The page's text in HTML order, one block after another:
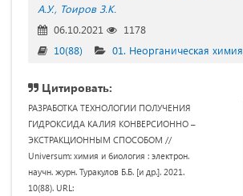
А.У. Тоиров З.К.
06.10.2021
1178
10(88)
01. Неорганическая химия
Цитировать:
РАЗРАБОТКА ТЕХНОЛОГИИ ПОЛУЧЕНИЯ
ГИДРОКСИДА КАЛИЯ КОНВЕРСИОННО –
ЭКСТРАКЦИОННЫМ СПОСОБОМ //
Universum: химия и биология : электрон.
научн. журн. Туракулов Б.Б. [и др.]. 2021.
10(88). URL: